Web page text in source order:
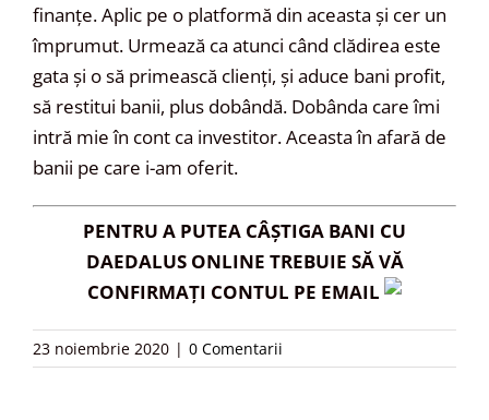
finanțe. Aplic pe o platformă din aceasta și cer un
împrumut. Urmează ca atunci când clădirea este
gata și o să primească clienți, și aduce bani profit,
să restitui banii, plus dobândă. Dobânda care îmi
intră mie în cont ca investitor. Aceasta în afară de
banii pe care i-am oferit.
PENTRU A PUTEA CÂȘTIGA BANI CU
DAEDALUS ONLINE TREBUIE SĂ VĂ
CONFIRMAȚI CONTUL PE EMAIL
23 noiembrie 2020 | 0 Comentarii